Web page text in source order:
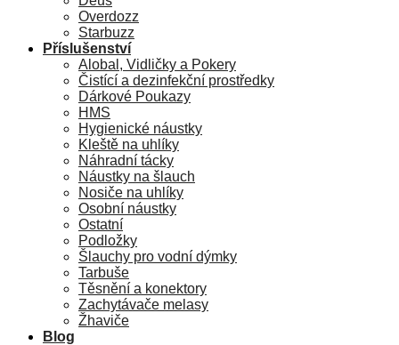
Overdozz
Starbuzz
Příslušenství
Alobal, Vidličky a Pokery
Čistící a dezinfekční prostředky
Dárkové Poukazy
HMS
Hygienické náustky
Kleště na uhlíky
Náhradní tácky
Náustky na šlauch
Nosiče na uhlíky
Osobní náustky
Ostatní
Podložky
Šlauchy pro vodní dýmky
Tarbuše
Těsnění a konektory
Zachytávače melasy
Žhaviče
Blog